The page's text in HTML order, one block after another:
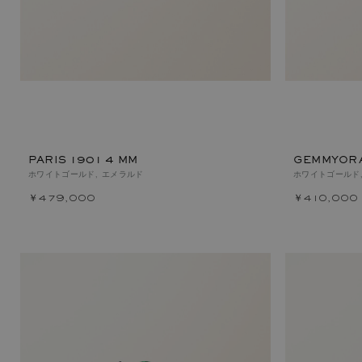
PARIS 1901 4 MM
ホワイトゴールド, エメラルド
￥479,000
ホワイトゴール
￥410,000